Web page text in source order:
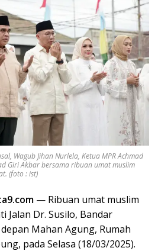
Wagub Jihan Nurlela, Ketua MPR Achmad
Giri Akbar bersama ribuan umat muslim
(foto : ist)
— Ribuan umat muslim
Jalan Dr. Susilo, Bandar
Mahan Agung, Rumah
pada Selasa (18/03/2025).